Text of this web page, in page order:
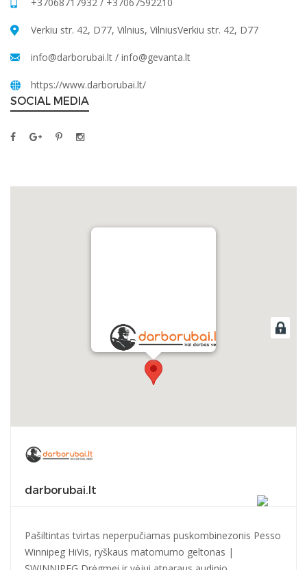
Verkiu str. 42, D77, Vilnius, VilniusVerkiu str. 42, D77
info@darborubai.lt / info@gevanta.lt
https://www.darborubai.lt/
SOCIAL MEDIA
darborubai.lt
darborubai.lt
Pašiltintas tvirtas neperpučiamas puskombinezonis Pesso
Winnipeg HiVis, ryškaus matomumo geltonas |